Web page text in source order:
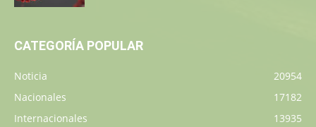
CATEGORÍA POPULAR
Noticia
20954
Nacionales
17182
Internacionales
13935